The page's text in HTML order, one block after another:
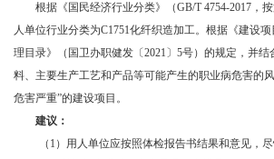
根据《国民经济行业分类》（GB/T 4754-2017，
人单位行业分类为C1751化纤织造加工。根据《建设
理目录》（国卫办职健发〔2021〕5号）的规定，并
料、主要生产工艺和产品等可能产生的职业病危害的
危害严重”的建设项目。
建议：
（1）用人单位应按照体检报告书结果和意见，